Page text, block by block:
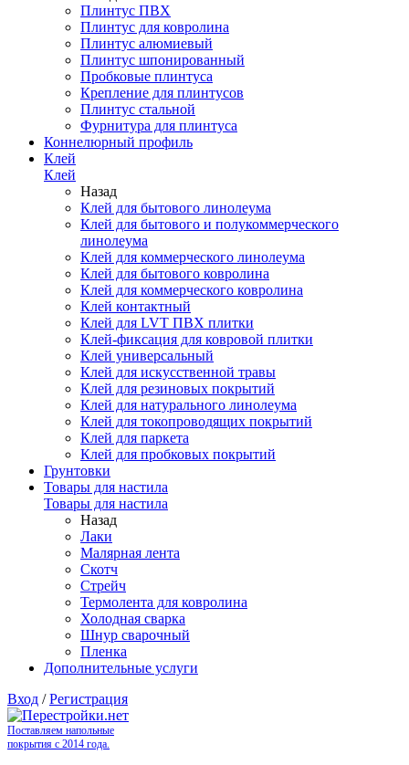
Плинтус ПВХ
Плинтус для ковролина
Плинтус алюмиевый
Плинтус шпонированный
Пробковые плинтуса
Крепление для плинтусов
Плинтус стальной
Фурнитура для плинтуса
Коннелюрный профиль
Клей
Клей
Назад
Клей для бытового линолеума
Клей для бытового и полукоммерческого
линолеума
Клей для коммерческого линолеума
Клей для бытового ковролина
Клей для коммерческого ковролина
Клей контактный
Клей для LVT ПВХ плитки
Клей-фиксация для ковровой плитки
Клей универсальный
Клей для искусственной травы
Клей для резиновых покрытий
Клей для натурального линолеума
Клей для токопроводящих покрытий
Клей для паркета
Клей для пробковых покрытий
Грунтовки
Товары для настила
Товары для настила
Назад
Лаки
Малярная лента
Скотч
Стрейч
Термолента для ковролина
Холодная сварка
Шнур сварочный
Пленка
Дополнительные услуги
Вход /Регистрация
Поставляем напольные
покрытия с 2014 года.